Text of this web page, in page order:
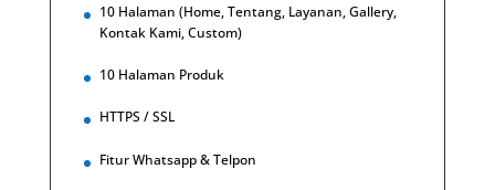
10 Halaman (Home, Tentang, Layanan, Gallery,
Kontak Kami, Custom)
10 Halaman Produk
HTTPS / SSL
Fitur Whatsapp & Telpon